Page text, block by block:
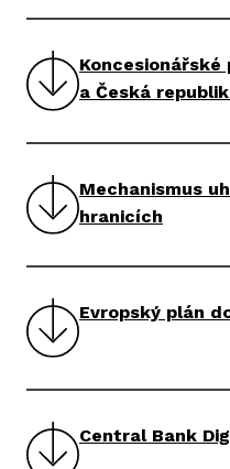
Koncesionářské
a Česká
Mechanismus
hranicích
Evropský plán
Central Bank